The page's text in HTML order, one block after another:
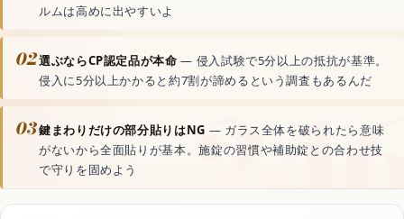
音楽生成AI
資料・文書AI
ボーカルリムーバーAI
ルムは高めに出やすいよ
02選ぶならCP認定品が本命 — 侵入試験で5分以上の抵抗が基準。
侵入に5分以上かかると約7割が諦めるという調査もあるんだ
03鍵まわりだけの部分貼りはNG — ガラス全体を破られたら意味
がないから全面貼りが基本。施錠の習慣や補助錠との合わせ技
で守りを固めよう